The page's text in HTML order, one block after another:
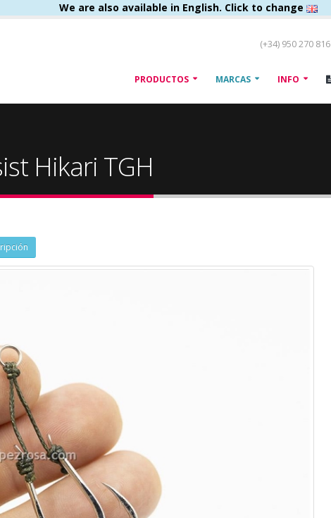
We are also available in English. Click to change
(+34) 950 270 816
PRODUCTOS MARCAS INFO
Hikari TGH